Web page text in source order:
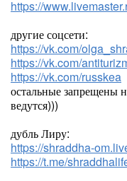
https://
другие соцсети:
https://vk.com/
https://vk.com/
https://vk.com/russkea
остальные запрещены
ведутся)))
дубль Лиру:
https://shraddha-
https://t.me/